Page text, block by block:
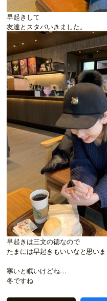
早起きして
友達とスタバいきました。
早起きは三文の徳なので
たまには早起きもいいなと思いま
寒いと眠いけどね…
冬ですね